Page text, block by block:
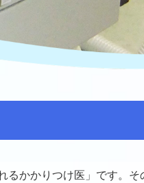
かかりつけ医」です。そ